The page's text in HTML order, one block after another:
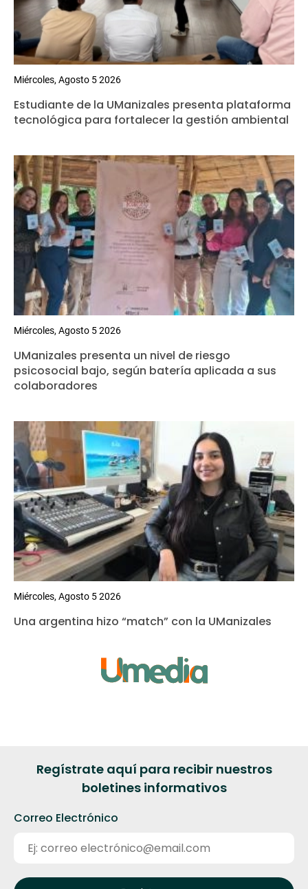
Miércoles, Agosto 5 2026
Estudiante de la UManizales presenta plataforma
tecnológica para fortalecer la gestión ambiental
Miércoles, Agosto 5 2026
UManizales presenta un nivel de riesgo
psicosocial bajo, según batería aplicada a sus
colaboradores
Miércoles, Agosto 5 2026
Una argentina hizo “match” con la UManizales
Regístrate aquí para recibir nuestros
boletines informativos
Correo Electrónico